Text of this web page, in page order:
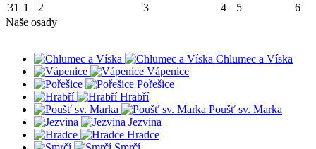
31 1 2 3 4 5
6
Naše osady
Chlumec a Víska
Vápenice
Pořešice
Hrabří
Poušť sv. Marka
Jezvina
Hradce